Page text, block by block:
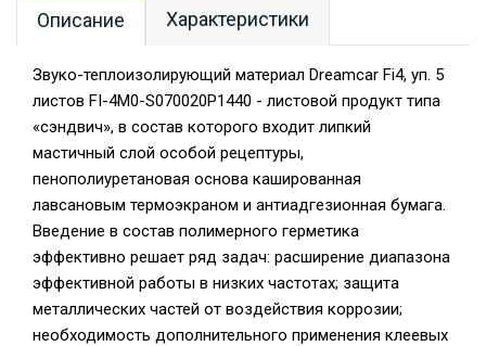
Описание Характеристики
Звуко-теплоизолирующий материал Dreamcar Fi4, уп. 5
листов FI-4M0-S070020P1440 - листовой продукт типа
«сэндвич», в состав которого входит липкий
мастичный слой особой рецептуры,
пенополиуретановая основа кашированная
лавсановым термоэкраном и антиадгезионная бумага.
Введение в состав полимерного герметика
эффективно решает ряд задач: расширение диапазона
эффективной работы в низких частотах; защита
металлических частей от воздействия коррозии;
необходимость дополнительного применения клеевых